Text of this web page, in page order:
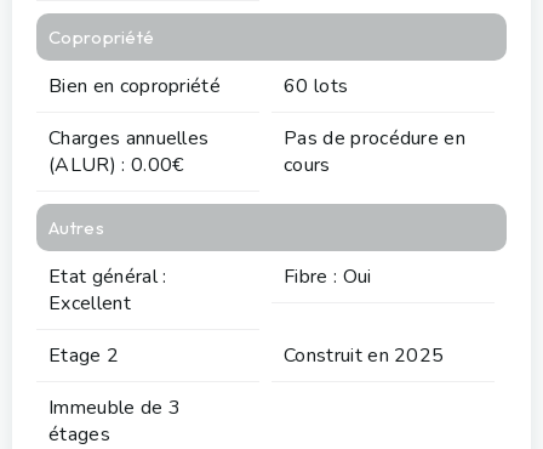
Copropriété
Bien en copropriété
60 lots
Charges annuelles
(ALUR) : 0.00€
Pas de procédure en
cours
Autres
Etat général :
Excellent
Fibre : Oui
Etage 2
Construit en 2025
Immeuble de 3
étages